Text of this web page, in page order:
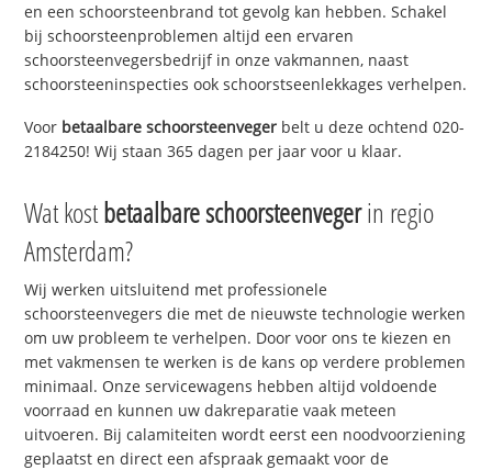
en een schoorsteenbrand tot gevolg kan hebben. Schakel
bij schoorsteenproblemen altijd een ervaren
schoorsteenvegersbedrijf in onze vakmannen, naast
schoorsteeninspecties ook schoorstseenlekkages verhelpen.
Voor betaalbare schoorsteenveger belt u deze ochtend 020-
2184250! Wij staan 365 dagen per jaar voor u klaar.
Wat kostbetaalbare schoorsteenvegerin regio
Amsterdam?
Wij werken uitsluitend met professionele
schoorsteenvegers die met de nieuwste technologie werken
om uw probleem te verhelpen. Door voor ons te kiezen en
met vakmensen te werken is de kans op verdere problemen
minimaal. Onze servicewagens hebben altijd voldoende
voorraad en kunnen uw dakreparatie vaak meteen
uitvoeren. Bij calamiteiten wordt eerst een noodvoorziening
geplaatst en direct een afspraak gemaakt voor de